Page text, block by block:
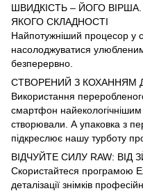
ШВИДКІСТЬ – ЙОГО
ЯКОГО СКЛАДНОСТІ
Найпотужніший процесор у
насолоджуватися
безперервно.
СТВОРЕНИЙ З КОХАННЯМ
Використання
смартфон
створювали. А упаковка з
підкреслює нашу турботу
ВІДЧУЙТЕ СИЛУ RAW:
Скористайтеся програмою
деталізації знімків